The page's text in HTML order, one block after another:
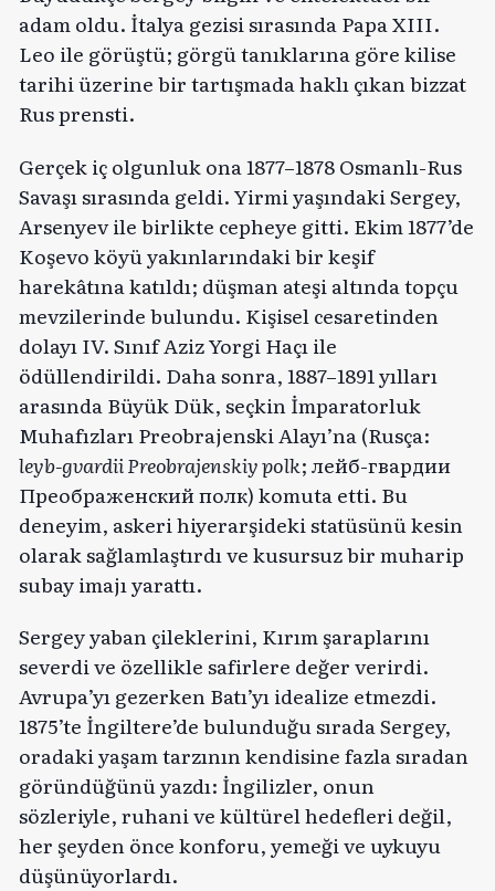
adam oldu. İtalya gezisi sırasında Papa XIII.
Leo ile görüştü; görgü tanıklarına göre kilise
tarihi üzerine bir tartışmada haklı çıkan bizzat
Rus prensti.
Gerçek iç olgunluk ona 1877–1878 Osmanlı-Rus
Savaşı sırasında geldi. Yirmi yaşındaki Sergey,
Arsenyev ile birlikte cepheye gitti. Ekim 1877’de
Koşevo köyü yakınlarındaki bir keşif
harekâtına katıldı; düşman ateşi altında topçu
mevzilerinde bulundu. Kişisel cesaretinden
dolayı IV. Sınıf Aziz Yorgi Haçı ile
ödüllendirildi. Daha sonra, 1887–1891 yılları
arasında Büyük Dük, seçkin İmparatorluk
Muhafızları Preobrajenski Alayı’na (Rusça:
leyb-gvardii Preobrajenskiy polk; лейб-гвардии
Преображенский полк) komuta etti. Bu
deneyim, askeri hiyerarşideki statüsünü kesin
olarak sağlamlaştırdı ve kusursuz bir muharip
subay imajı yarattı.
Sergey yaban çileklerini, Kırım şaraplarını
severdi ve özellikle safirlere değer verirdi.
Avrupa’yı gezerken Batı’yı idealize etmezdi.
1875’te İngiltere’de bulunduğu sırada Sergey,
oradaki yaşam tarzının kendisine fazla sıradan
göründüğünü yazdı: İngilizler, onun
sözleriyle, ruhani ve kültürel hedefleri değil,
her şeyden önce konforu, yemeği ve uykuyu
düşünüyorlardı.